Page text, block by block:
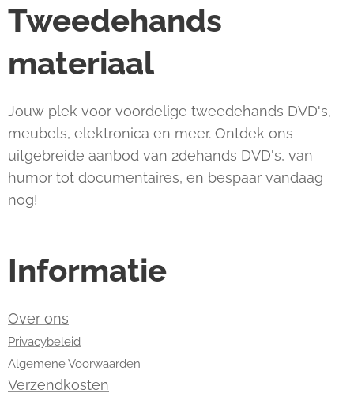
Tweedehands
materiaal
Jouw plek voor voordelige tweedehands DVD's,
meubels, elektronica en meer. Ontdek ons
uitgebreide aanbod van 2dehands DVD's, van
humor tot documentaires, en bespaar vandaag
nog!
Informatie
Over ons
Privacybeleid
Algemene Voorwaarden
Verzendkosten